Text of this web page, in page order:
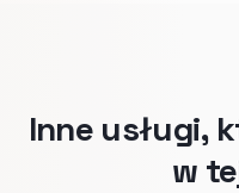
Inne usługi,
w